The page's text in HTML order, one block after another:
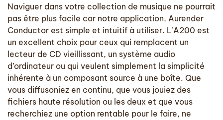
Naviguer dans votre collection de musique ne pourrait
pas être plus facile car notre application, Aurender
Conductor est simple et intuitif à utiliser. L’A200 est
un excellent choix pour ceux qui remplacent un
lecteur de CD vieillissant, un système audio
d’ordinateur ou qui veulent simplement la simplicité
inhérente à un composant source à une boîte. Que
vous diffusoniez en continu, que vous jouiez des
fichiers haute résolution ou les deux et que vous
recherchiez une option rentable pour le faire, ne